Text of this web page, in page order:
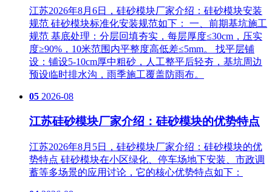
江苏2026年8月6日，硅砂模块厂家介绍：硅砂模块安装
规范 硅砂模块标准化安装规范如下： 一、前期基坑施工
规范 基底处理‌：分层回填夯实，每层厚度≤30cm，压实
度≥90%，10米范围内平整度高低差≤5mm。 找平层铺
设‌：铺设5-10cm厚中粗砂，人工整平后轻夯，基坑周边
预设临时排水沟，雨季施工覆盖防雨布。
05 2026-08
江苏硅砂模块厂家介绍：硅砂模块的优势特点
江苏2026年8月5日，硅砂模块厂家介绍：硅砂模块的优
势特点 硅砂模块在小区绿化、停车场地下安装、市政调
蓄等多场景的应用讨论，它的核心优势特点如下：